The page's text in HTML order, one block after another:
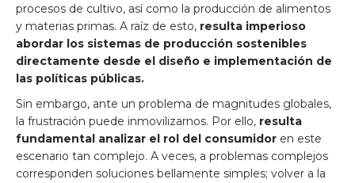
procesos de cultivo, así como la producción de alimentos
y materias primas. A raíz de esto, resulta imperioso
abordar los sistemas de producción sostenibles
directamente desde el diseño e implementación de
las políticas públicas.
Sin embargo, ante un problema de magnitudes globales,
la frustración puede inmovilizarnos. Por ello, resulta
fundamental analizar el rol del consumidor en este
escenario tan complejo. A veces, a problemas complejos
corresponden soluciones bellamente simples; volver a la